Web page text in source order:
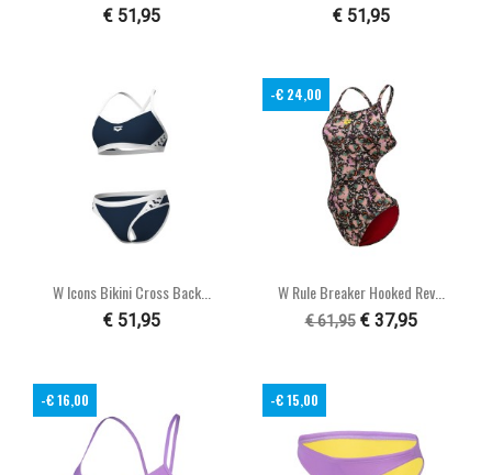
€ 51,95 € 51,95
W Icons Bikini Cross Back...
€ 51,95
W Rule Breaker Hooked Rev...
€ 61,95 € 37,95
-€ 24,00
-€ 16,00 -€ 15,00